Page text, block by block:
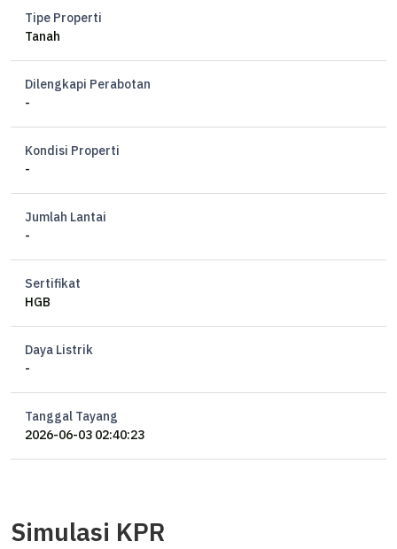
Tipe Properti
Tanah
Dilengkapi Perabotan
-
Kondisi Properti
-
Jumlah Lantai
-
Sertifikat
HGB
Daya Listrik
-
Tanggal Tayang
2026-06-03 02:40:23
Simulasi KPR